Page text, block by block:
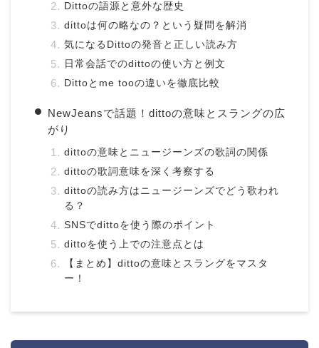
Dittoの語源と意外な歴史
dittoは何の略なの？という疑問を解消
気になるDittoの発音と正しい読み方
日常会話でのdittoの使い方と例文
Dittoとme tooの違いを徹底比較
NewJeansで話題！dittoの意味とスラングの広
がり
dittoの意味とニュージーンズの歌詞の関係
dittoの歌詞意味を深く考察する
dittoの読み方はニュージーンズでどう歌われ
る？
SNSでdittoを使う際のポイント
dittoを使う上での注意点とは
【まとめ】dittoの意味とスラングをマスタ
ー！